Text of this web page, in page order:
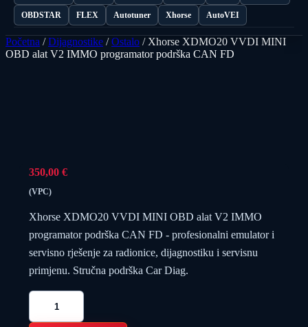
OBDSTAR FLEX Autotuner Xhorse AutoVEI
Početna /Dijagnostike /Ostalo / Xhorse XDMO20 VVDI MINI
OBD alat V2 IMMO programator podrška CAN FD
350,00 €
(VPC)
Xhorse XDMO20 VVDI MINI OBD alat V2 IMMO
programator podrška CAN FD - profesionalni emulator i
servisno rješenje za radionice, dijagnostiku i servisnu
primjenu. Stručna podrška Car Diag.
Xhorse
XDMO20
VVDI